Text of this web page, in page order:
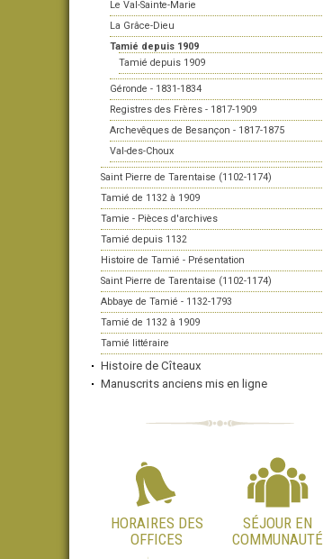
Le Val-Sainte-Marie
La Grâce-Dieu
Tamié depuis 1909
Tamié depuis 1909
Géronde - 1831-1834
Registres des Frères - 1817-1909
Archevêques de Besançon - 1817-1875
Val-des-Choux
Saint Pierre de Tarentaise (1102-1174)
Tamié de 1132 à 1909
Tamie - Pièces d'archives
Tamié depuis 1132
Histoire de Tamié - Présentation
Saint Pierre de Tarentaise (1102-1174)
Abbaye de Tamié - 1132-1793
Tamié de 1132 à 1909
Tamié littéraire
Histoire de Cîteaux
Manuscrits anciens mis en ligne
HORAIRES DES
OFFICES
SÉJOUR EN
COMMUNAUTÉ